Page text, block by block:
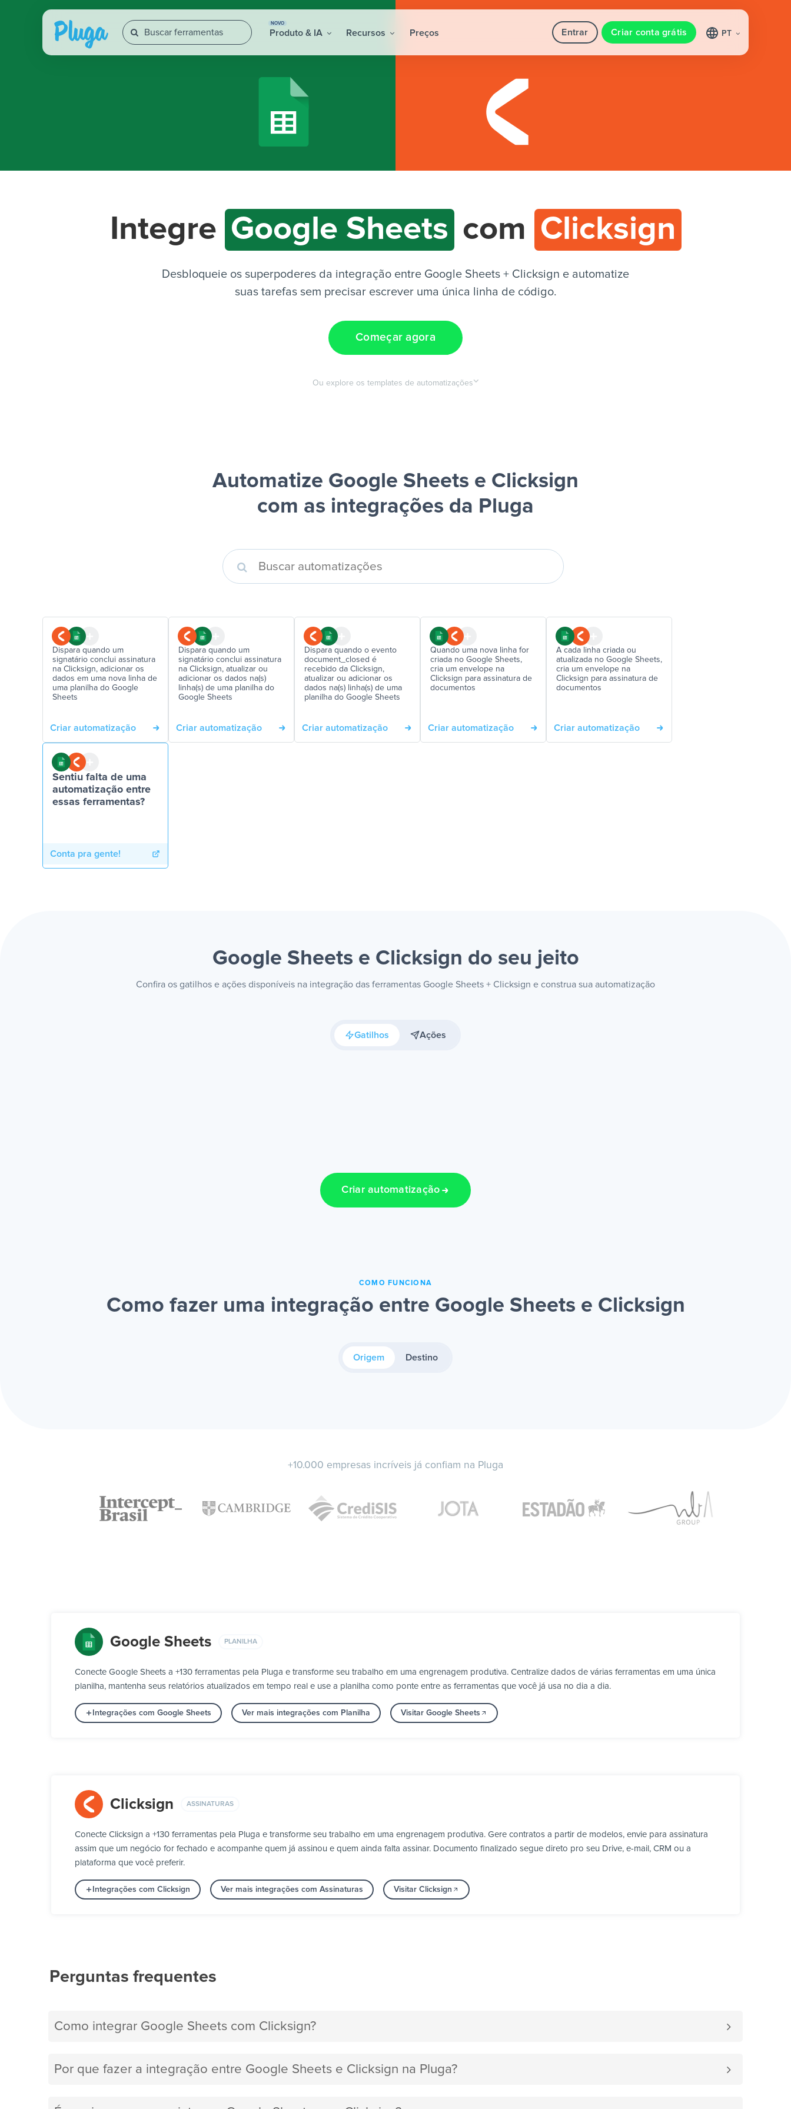
NOVO
Produto & IA Recursos Preços Entrar Criar conta grátis PT
Integre Google Sheets com Clicksign
Desbloqueie os superpoderes da integração entre Google Sheets + Clicksign e automatize
suas tarefas sem precisar escrever uma única linha de código.
Começar agora
Ou explore os templates de automatizações
Automatize Google Sheets e Clicksign
com as integrações da Pluga
Dispara quando um
signatário conclui assinatura
na Clicksign, adicionar os
dados em uma nova linha de
uma planilha do Google
Sheets
Criar automatização
Dispara quando um
signatário conclui assinatura
na Clicksign, atualizar ou
adicionar os dados na(s)
linha(s) de uma planilha do
Google Sheets
Criar automatização
Dispara quando o evento
document_closed é
recebido da Clicksign,
atualizar ou adicionar os
dados na(s) linha(s) de uma
planilha do Google Sheets
Criar automatização
Quando uma nova linha for
criada no Google Sheets,
cria um envelope na
Clicksign para assinatura de
documentos
Criar automatização
A cada linha criada ou
atualizada no Google Sheets,
cria um envelope na
Clicksign para assinatura de
documentos
Criar automatização
Sentiu falta de uma
automatização entre
essas ferramentas?
Conta pra gente!
Google Sheets e Clicksign do seu jeito
Confira os gatilhos e ações disponíveis na integração das ferramentas Google Sheets + Clicksign e construa sua automatização
Gatilhos Ações
Criar automatização
COMO FUNCIONA
Como fazer uma integração entre Google Sheets e Clicksign
Origem Destino
+10.000 empresas incríveis já confiam na Pluga
Google Sheets PLANILHA
Conecte Google Sheets a +130 ferramentas pela Pluga e transforme seu trabalho em uma engrenagem produtiva. Centralize dados de várias ferramentas em uma única
planilha, mantenha seus relatórios atualizados em tempo real e use a planilha como ponte entre as ferramentas que você já usa no dia a dia.
Integrações com Google Sheets Ver mais integrações com Planilha Visitar Google Sheets
Clicksign ASSINATURAS
Conecte Clicksign a +130 ferramentas pela Pluga e transforme seu trabalho em uma engrenagem produtiva. Gere contratos a partir de modelos, envie para assinatura
assim que um negócio for fechado e acompanhe quem já assinou e quem ainda falta assinar. Documento finalizado segue direto pro seu Drive, e-mail, CRM ou a
plataforma que você preferir.
Integrações com Clicksign Ver mais integrações com Assinaturas Visitar Clicksign
Perguntas frequentes
Como integrar Google Sheets com Clicksign?
Por que fazer a integração entre Google Sheets e Clicksign na Pluga?